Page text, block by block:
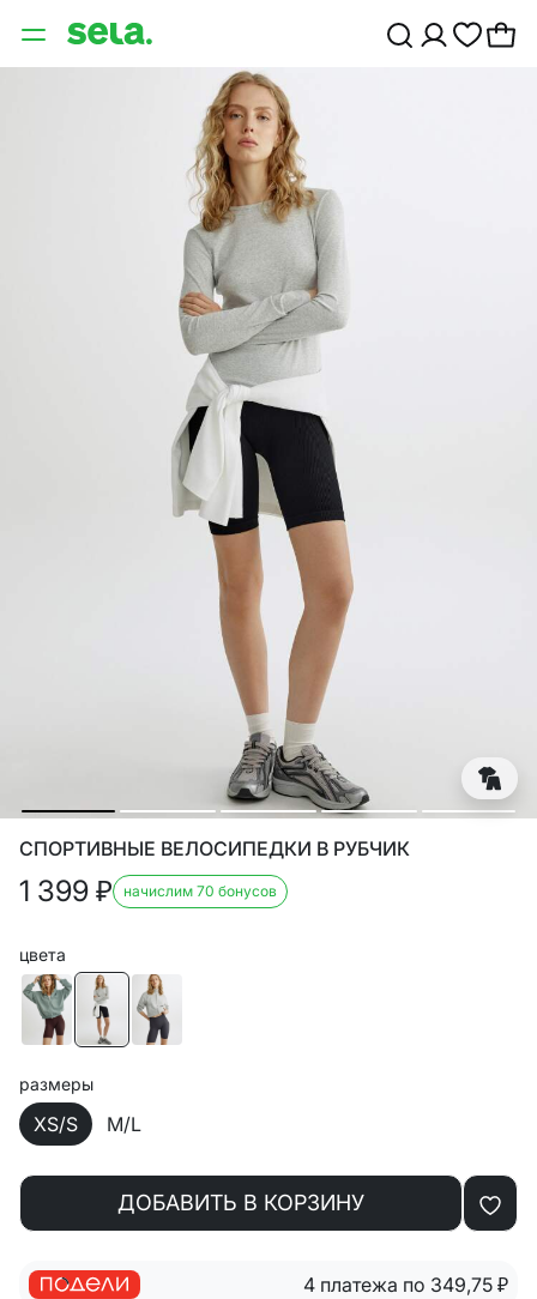
СПОРТИВНЫЕ ВЕЛОСИПЕДКИ В РУБЧИК
1 399 ₽ начислим 70 бонусов
цвета
размеры
XS/S M/L
ДОБАВИТЬ В КОРЗИНУ
4 платежа по 349,75 ₽